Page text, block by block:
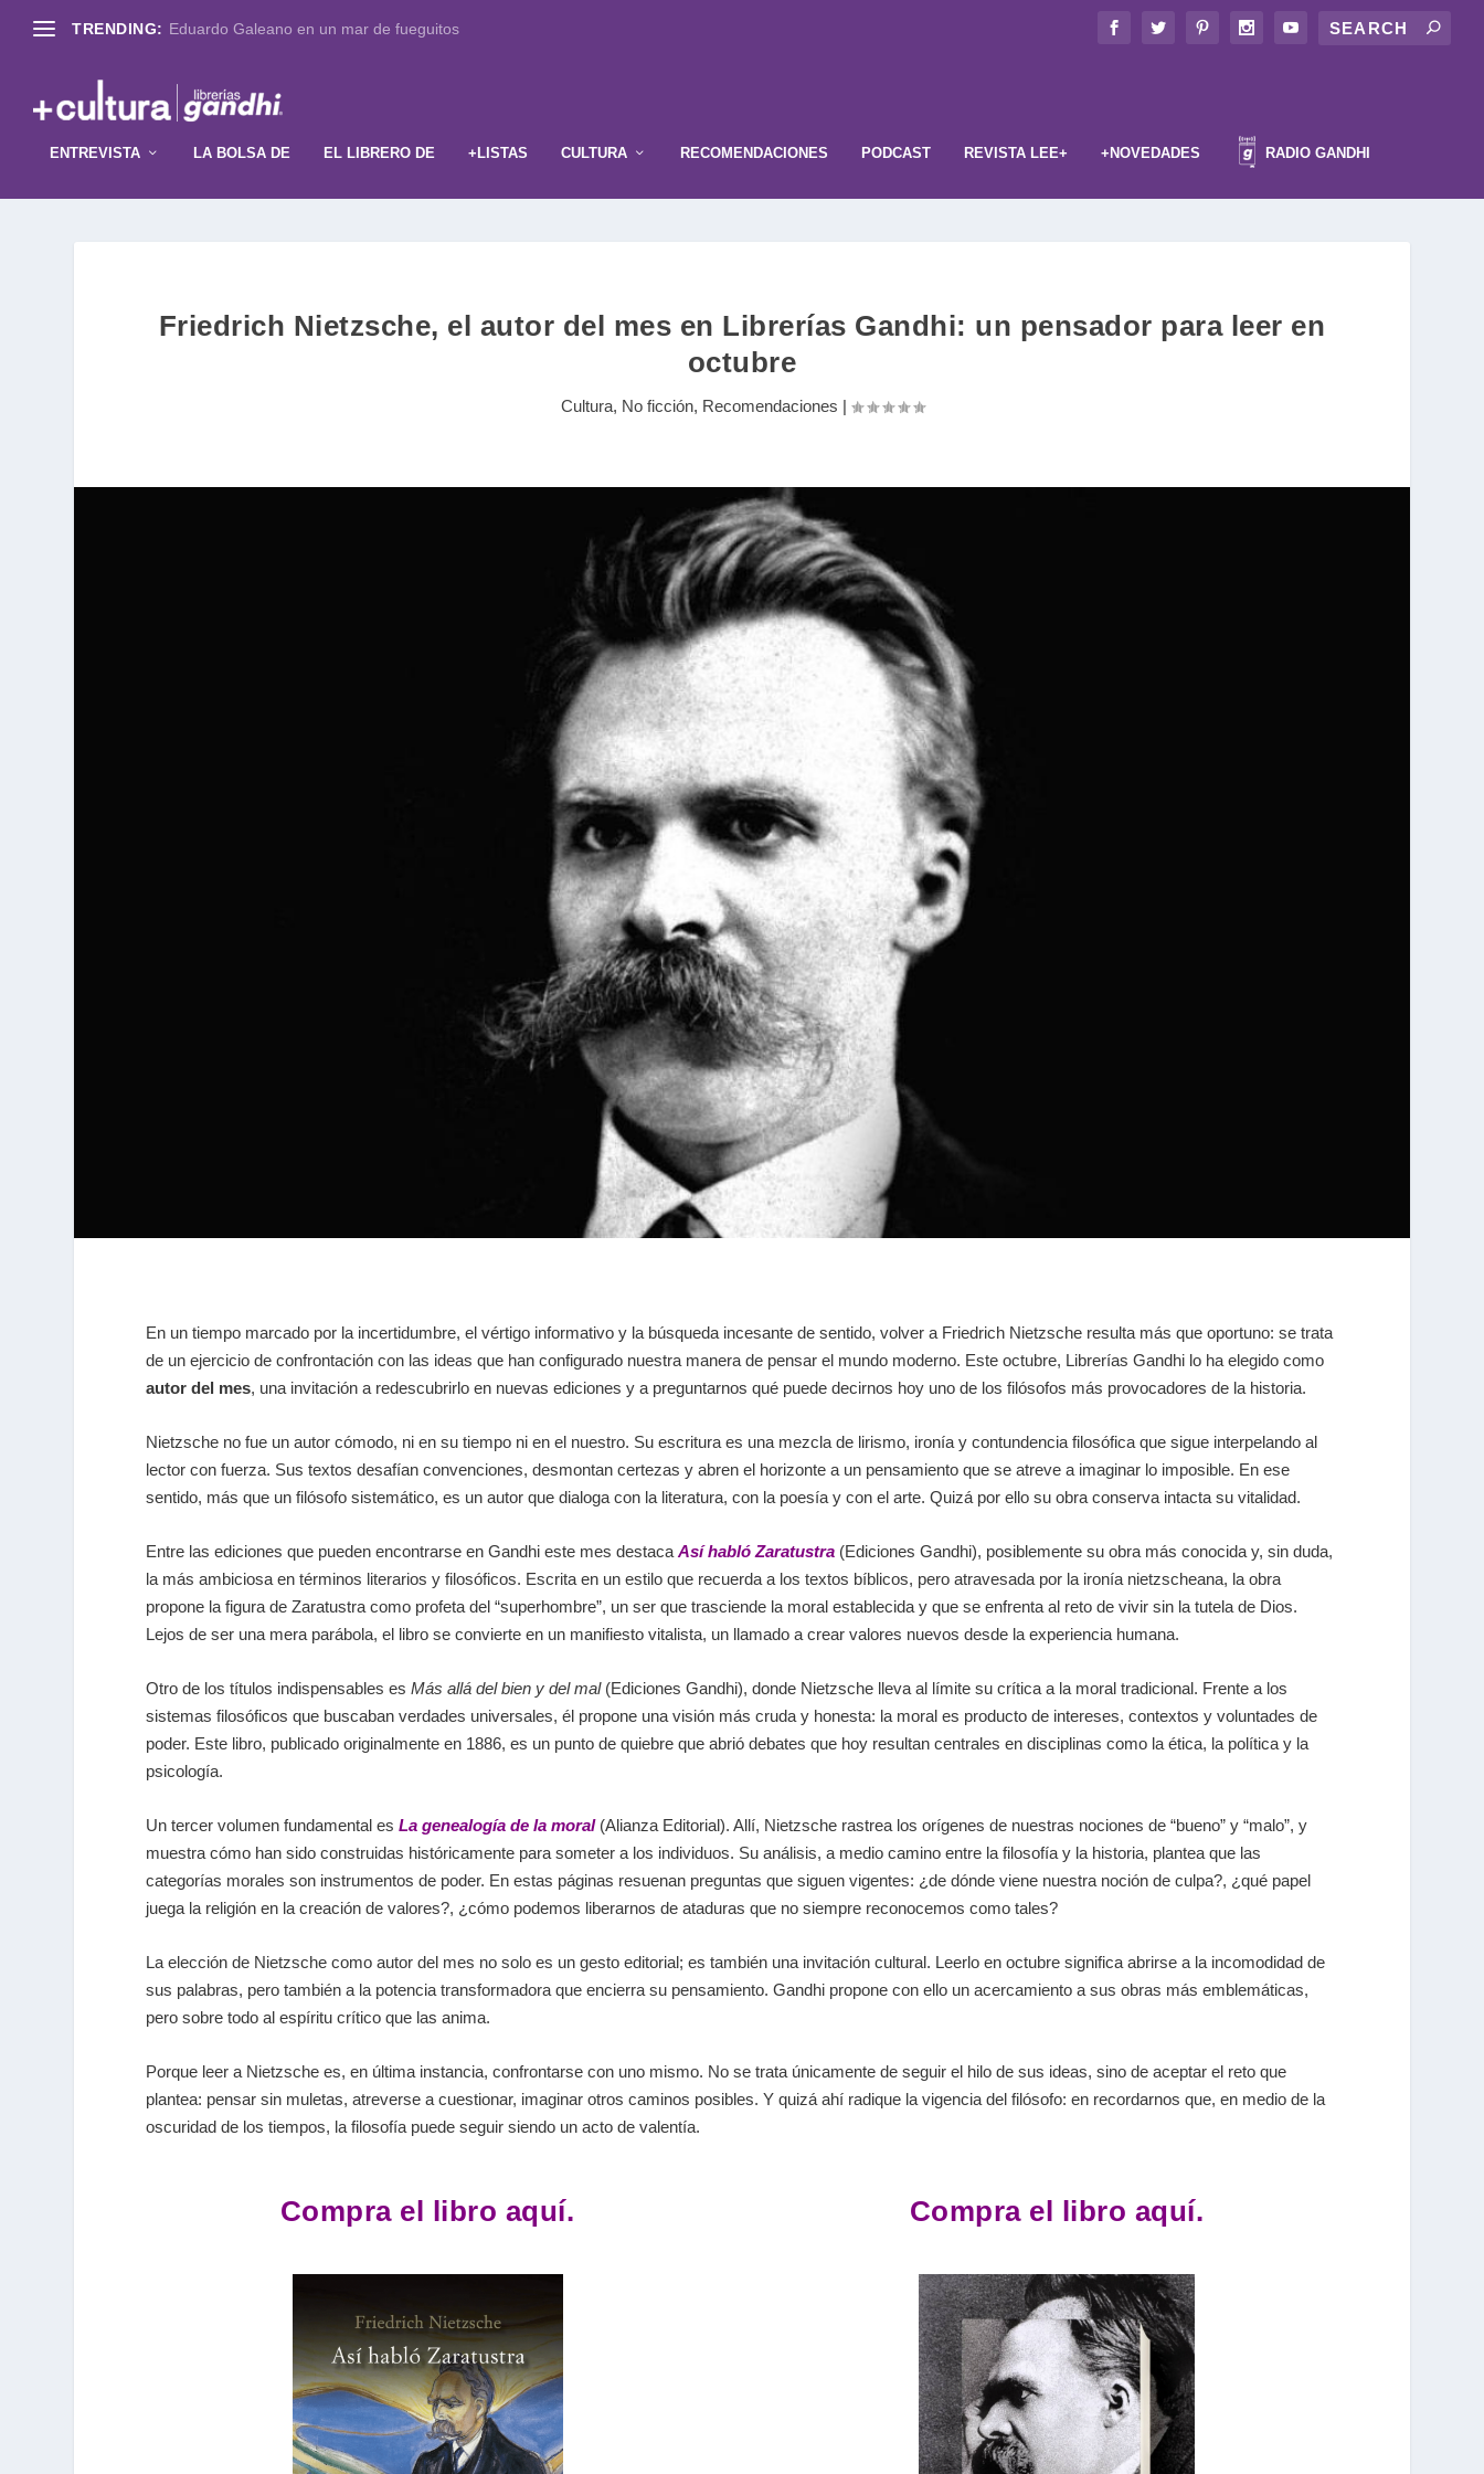
TRENDING: Eduardo Galeano en un mar de fueguitos
ENTREVISTA LA BOLSA DE EL LIBRERO DE +LISTAS CULTURA RECOMENDACIONES PODCAST REVISTA LEE+ +NOVEDADES RADIO GANDHI
Friedrich Nietzsche, el autor del mes en Librerías Gandhi: un pensador para leer en
octubre
Cultura, No ficción, Recomendaciones |
En un tiempo marcado por la incertidumbre, el vértigo informativo y la búsqueda incesante de sentido, volver a Friedrich Nietzsche resulta más que oportuno: se trata
de un ejercicio de confrontación con las ideas que han configurado nuestra manera de pensar el mundo moderno. Este octubre, Librerías Gandhi lo ha elegido como
autor del mes, una invitación a redescubrirlo en nuevas ediciones y a preguntarnos qué puede decirnos hoy uno de los filósofos más provocadores de la historia.
Nietzsche no fue un autor cómodo, ni en su tiempo ni en el nuestro. Su escritura es una mezcla de lirismo, ironía y contundencia filosófica que sigue interpelando al
lector con fuerza. Sus textos desafían convenciones, desmontan certezas y abren el horizonte a un pensamiento que se atreve a imaginar lo imposible. En ese
sentido, más que un filósofo sistemático, es un autor que dialoga con la literatura, con la poesía y con el arte. Quizá por ello su obra conserva intacta su vitalidad.
Entre las ediciones que pueden encontrarse en Gandhi este mes destaca Así habló Zaratustra (Ediciones Gandhi), posiblemente su obra más conocida y, sin duda,
la más ambiciosa en términos literarios y filosóficos. Escrita en un estilo que recuerda a los textos bíblicos, pero atravesada por la ironía nietzscheana, la obra
propone la figura de Zaratustra como profeta del “superhombre”, un ser que trasciende la moral establecida y que se enfrenta al reto de vivir sin la tutela de Dios.
Lejos de ser una mera parábola, el libro se convierte en un manifiesto vitalista, un llamado a crear valores nuevos desde la experiencia humana.
Otro de los títulos indispensables es Más allá del bien y del mal(Ediciones Gandhi), donde Nietzsche lleva al límite su crítica a la moral tradicional. Frente a los
sistemas filosóficos que buscaban verdades universales, él propone una visión más cruda y honesta: la moral es producto de intereses, contextos y voluntades de
poder. Este libro, publicado originalmente en 1886, es un punto de quiebre que abrió debates que hoy resultan centrales en disciplinas como la ética, la política y la
psicología.
Un tercer volumen fundamental es La genealogía de la moral(Alianza Editorial). Allí, Nietzsche rastrea los orígenes de nuestras nociones de “bueno” y “malo”, y
muestra cómo han sido construidas históricamente para someter a los individuos. Su análisis, a medio camino entre la filosofía y la historia, plantea que las
categorías morales son instrumentos de poder. En estas páginas resuenan preguntas que siguen vigentes: ¿de dónde viene nuestra noción de culpa?, ¿qué papel
juega la religión en la creación de valores?, ¿cómo podemos liberarnos de ataduras que no siempre reconocemos como tales?
La elección de Nietzsche como autor del mes no solo es un gesto editorial; es también una invitación cultural. Leerlo en octubre significa abrirse a la incomodidad de
sus palabras, pero también a la potencia transformadora que encierra su pensamiento. Gandhi propone con ello un acercamiento a sus obras más emblemáticas,
pero sobre todo al espíritu crítico que las anima.
Porque leer a Nietzsche es, en última instancia, confrontarse con uno mismo. No se trata únicamente de seguir el hilo de sus ideas, sino de aceptar el reto que
plantea: pensar sin muletas, atreverse a cuestionar, imaginar otros caminos posibles. Y quizá ahí radique la vigencia del filósofo: en recordarnos que, en medio de la
oscuridad de los tiempos, la filosofía puede seguir siendo un acto de valentía.
Compra el libro aquí. Compra el libro aquí.